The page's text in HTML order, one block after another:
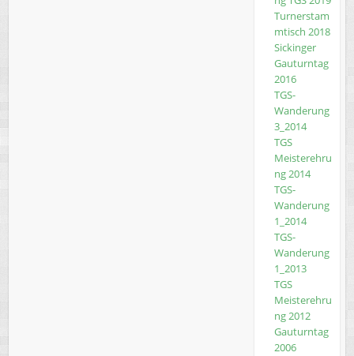
Turnerstam
mtisch 2018
Sickinger
Gauturntag
2016
TGS-
Wanderung
3_2014
TGS
Meisterehru
ng 2014
TGS-
Wanderung
1_2014
TGS-
Wanderung
1_2013
TGS
Meisterehru
ng 2012
Gauturntag
2006